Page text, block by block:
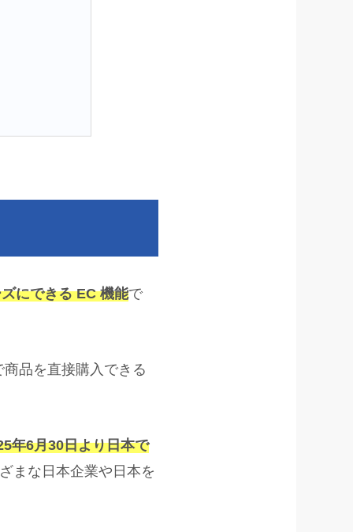
にできる EC 機能で
品を直接購入できる
年6月30日より日本で
まな日本企業や日本を